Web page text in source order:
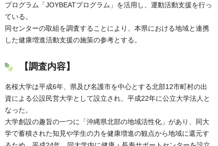
プログラム「JOYBEATプログラム」を活用し、運動活動支援を行っ
ている。
同センターの取組を調査することにより、本県における地域と連携
した健康増進活動支援の施策の参考とする。
【調査内容】
名桜大学は平成6年、県及び名護市を中心とする北部12市町村の出
資による公設民営大学として設立され、平成22年に公立大学法人と
なった。
大学創設の趣旨の一つに「沖縄県北部の地域活性化」があり、同大
学で蓄積された知見や学生の力を健康増進の観点から地域に還元す